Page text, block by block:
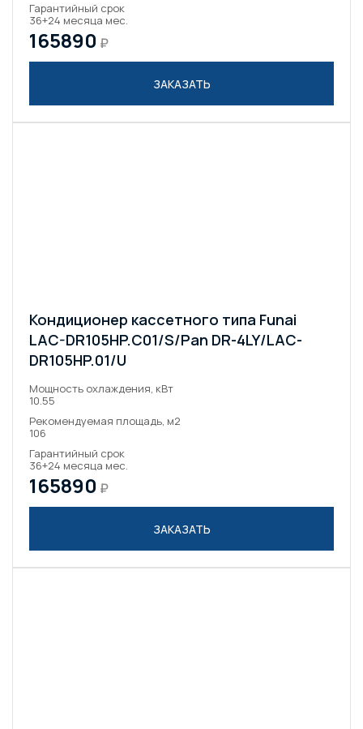
Кондиционер кассетного типа Funai
LAC-DR105HP.C01/S/Pan DR-4LY/LAC-
DR105HP.01/U
Мощность охлаждения, кВт
10.55
Рекомендуемая площадь, м2
106
Гарантийный срок
36+24 месяца мес.
165890 ₽
ЗАКАЗАТЬ
Гарантийный срок
36+24 месяца мес.
165890 ₽
ЗАКАЗАТЬ